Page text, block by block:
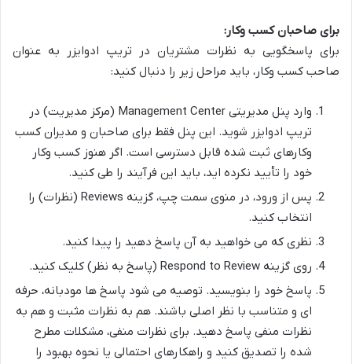
برای صاحبان کسب وکار:
برای پاسخگویی به نظرات مشتریان در تریپ ادوایزر به عنوان
صاحب کسب وکار، باید مراحل زیر را دنبال کنید:
وارد پنل مدیریتی Management Center (مرکز مدیریت) در
تریپ ادوایزر شوید. این پنل فقط برای صاحبان و مدیران کسب
وکارهای ثبت شده قابل دسترسی است. اگر هنوز کسب وکار
خود را تأیید نکرده اید، باید این فرآیند را طی کنید.
پس از ورود، در منوی سمت چپ، گزینه Reviews (نظرات) را
انتخاب کنید.
نظری که می خواهید به آن پاسخ دهید را پیدا کنید.
روی گزینه Respond to Review (پاسخ به نظر) کلیک کنید.
پاسخ خود را بنویسید. توصیه می شود پاسخ ها مودبانه، حرفه
ای و متناسب با نظر اصلی باشند. هم به نظرات مثبت و هم به
نظرات منفی پاسخ دهید. برای نظرات منفی، مشکلات مطرح
شده را تصدیق کنید و راهکارهای احتمالی یا نحوه بهبود را